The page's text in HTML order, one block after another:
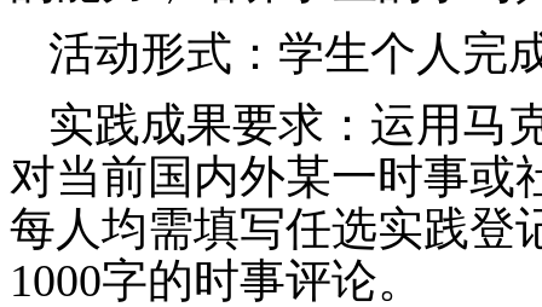
活动形式：学生个人完
实践成果要求：运用马
对当前国内外某一时事或
每人均需填写任选实践登
1000字的时事评论。